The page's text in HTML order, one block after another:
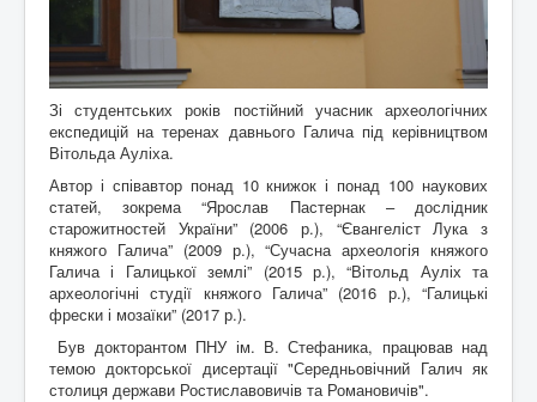
Зі студентських років постійний учасник археологічних
експедицій на теренах давнього Галича під керівництвом
Вітольда Ауліха.
Автор і співавтор понад 10 книжок і понад 100 наукових
статей, зокрема “Ярослав Пастернак – дослідник
старожитностей України” (2006 р.), “Євангеліст Лука з
княжого Галича” (2009 р.), “Сучасна археологія княжого
Галича і Галицької землі” (2015 р.), “Вітольд Ауліх та
археологічні студії княжого Галича” (2016 р.), “Галицькі
фрески і мозаїки” (2017 р.).
Був докторантом ПНУ ім. В. Стефаника, працював над
темою докторської дисертації "Середньовічний Галич як
столиця держави Ростиславовичів та Романовичів".